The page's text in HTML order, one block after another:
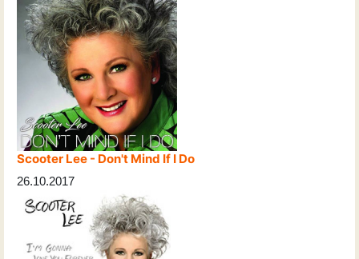
Scooter Lee - Don't Mind If I Do
26.10.2017